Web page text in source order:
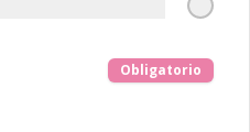
Obligatorio